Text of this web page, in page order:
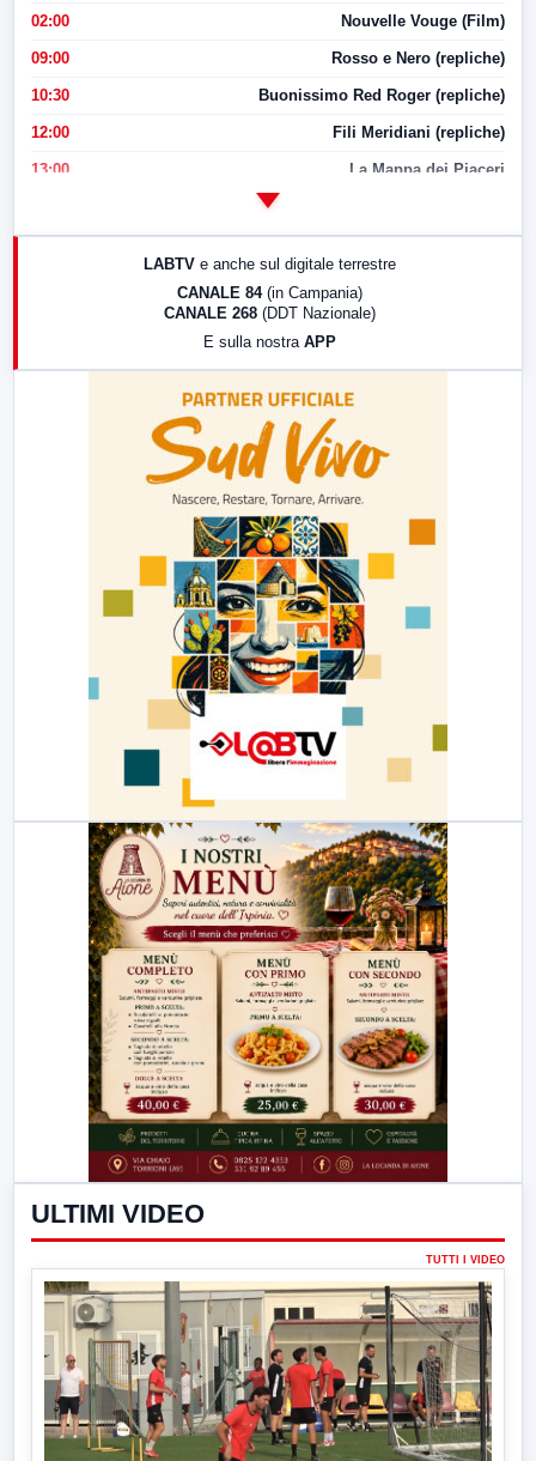
02:00 Nouvelle Vouge (Film)
09:00 Rosso e Nero (repliche)
10:30 Buonissimo Red Roger (repliche)
12:00 Fili Meridiani (repliche)
13:00 La Mappa dei Piaceri
LABTV e anche sul digitale terrestre
CANALE 84 (in Campania)
CANALE 268 (DDT Nazionale)
E sulla nostra APP
ULTIMI VIDEO
TUTTI I VIDEO